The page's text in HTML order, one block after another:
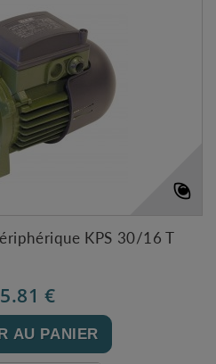
KPS 30/16 T
€
AU PANIER